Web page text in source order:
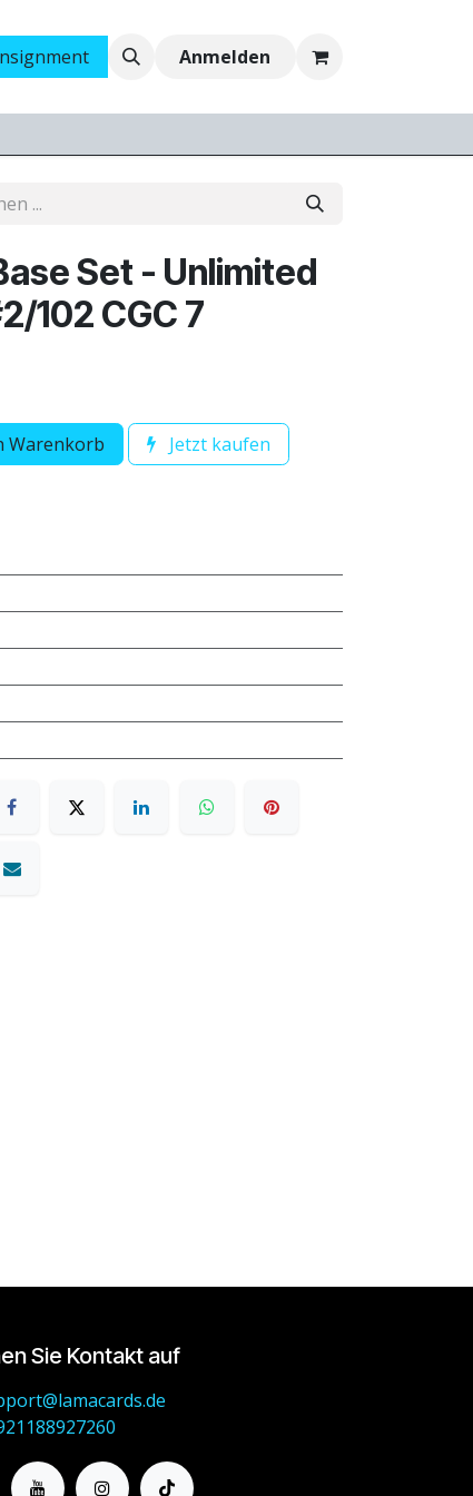
Jobs Anmelden
Set - Unlimited
102 CGC 7
Warenkorb Jetzt kaufen
Sie Kontakt auf